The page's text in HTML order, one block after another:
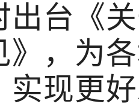
出台《
》，为
实现更